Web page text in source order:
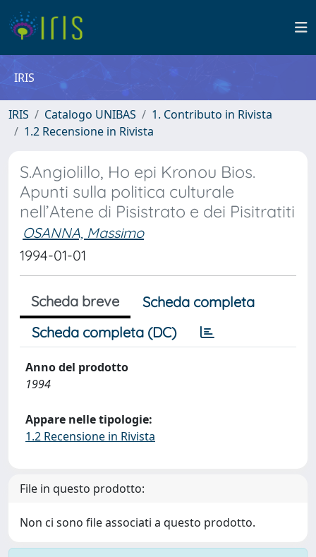
IRIS
IRIS Catalogo UNIBAS
1. Contributo in Rivista
1.2 Recensione in Rivista
S.Angiolillo, Ho epi Kronou Bios.
Apunti sulla politica culturale
nell’Atene di Pisistrato e dei Pisitratiti
OSANNA, Massimo
1994-01-01
Scheda breve
Scheda completa
Scheda completa (DC)
Anno del prodotto
1994
Appare nelle tipologie:
1.2 Recensione in Rivista
File in questo prodotto:
Non ci sono file associati a questo prodotto.